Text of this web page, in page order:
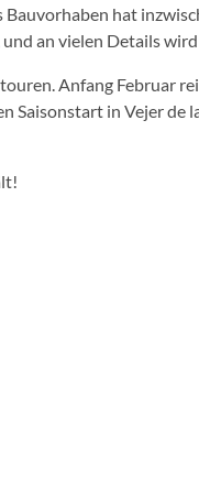
hat
an vielen Details
Anfang Februar
Saisonstart in Vejer de